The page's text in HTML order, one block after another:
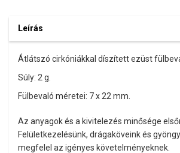
Leírás
Átlátszó cirkóniákkal díszített ezüst
Súly: 2 g.
Fülbevaló méretei: 7 x 22 mm.
Az anyagok és a kivitelezés minősége
Felületkezelésünk, drágaköveink és
megfelel az igényes követelményeknek.